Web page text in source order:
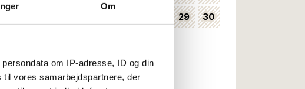
Om
om IP-adresse, ID og din
vores samarbejdspartnere, der
29 30
Kan vælges som ankomstdag
Ankomst ikke mulig